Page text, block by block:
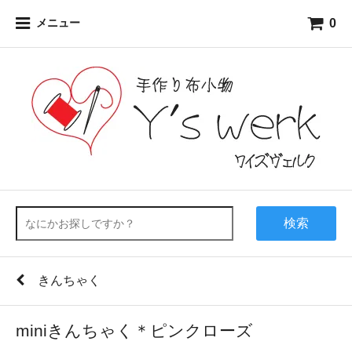
メニュー 0
検索
きんちゃく
miniきんちゃく＊ピンクローズ